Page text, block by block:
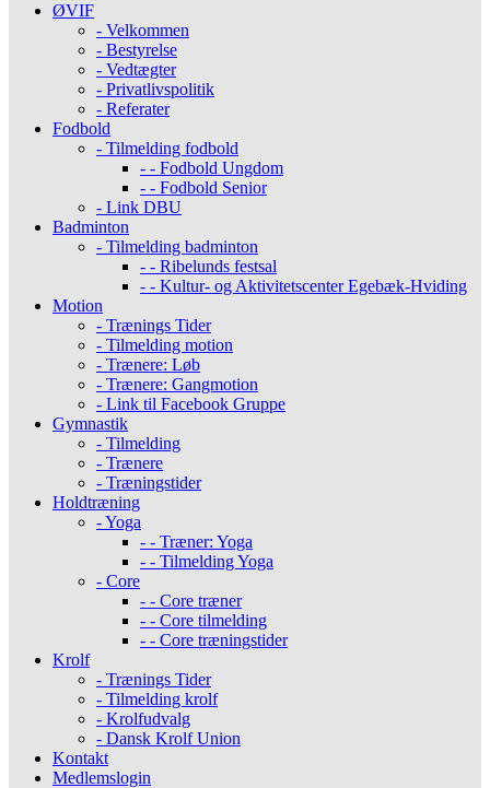
ØVIF
- Velkommen
- Bestyrelse
- Vedtægter
- Privatlivspolitik
- Referater
Fodbold
- Tilmelding fodbold
- - Fodbold Ungdom
- - Fodbold Senior
- Link DBU
Badminton
- Tilmelding badminton
- - Ribelunds festsal
- - Kultur- og Aktivitetscenter Egebæk-Hviding
Motion
- Trænings Tider
- Tilmelding motion
- Trænere: Løb
- Trænere: Gangmotion
- Link til Facebook Gruppe
Gymnastik
- Tilmelding
- Trænere
- Træningstider
Holdtræning
- Yoga
- - Træner: Yoga
- - Tilmelding Yoga
- Core
- - Core træner
- - Core tilmelding
- - Core træningstider
Krolf
- Trænings Tider
- Tilmelding krolf
- Krolfudvalg
- Dansk Krolf Union
Kontakt
Medlemslogin